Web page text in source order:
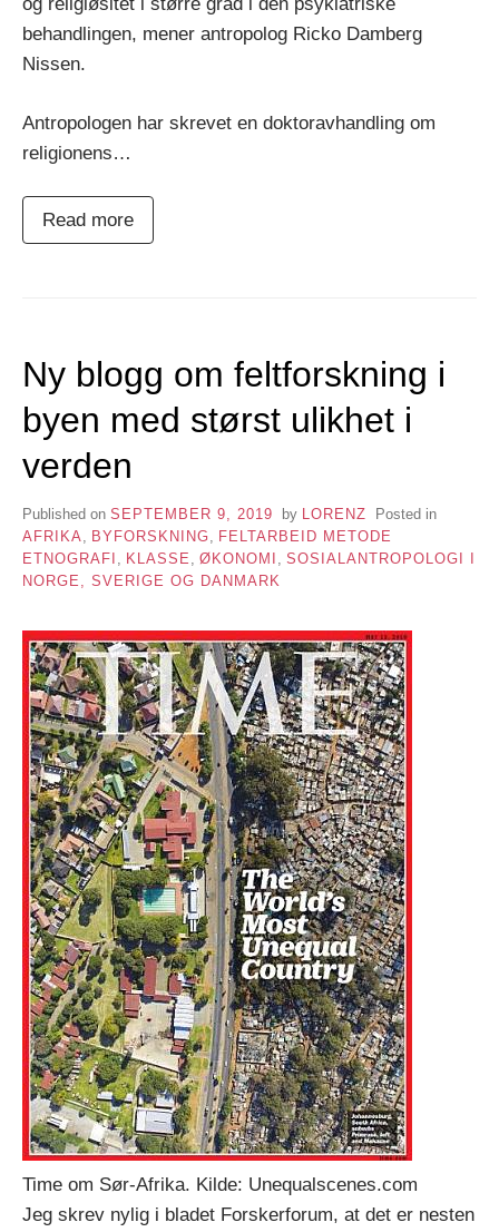
behandlingen, mener antropolog Ricko Damberg
Nissen.
Antropologen har skrevet en doktoravhandling om
religionens…
Read more
Ny blogg om feltforskning i
byen med størst ulikhet i
verden
Published on SEPTEMBER 9, 2019 by LORENZ
Posted in
AFRIKA
BYFORSKNING
FELTARBEID METODE
ETNOGRAFI
KLASSE ØKONOMI
SOSIALANTROPOLOGI I
NORGE, SVERIGE OG DANMARK
Time om Sør-Afrika. Kilde: Unequalscenes.com
Jeg skrev nylig i bladet Forskerforum, at det er nesten